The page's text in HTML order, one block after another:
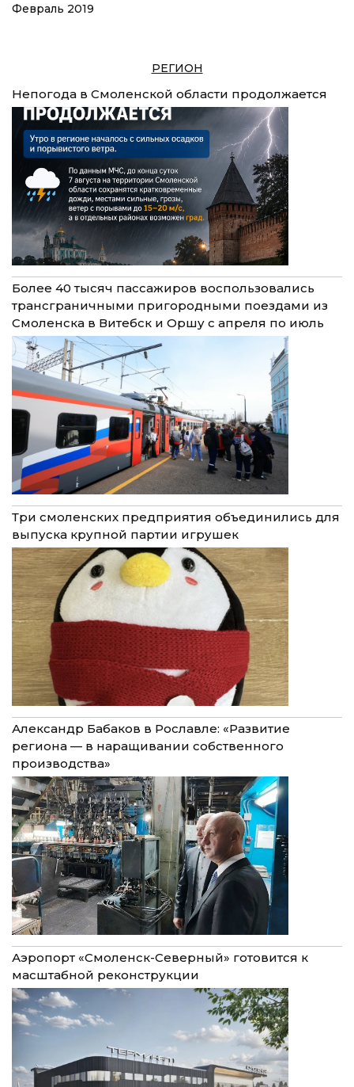
Февраль 2019
РЕГИОН
Непогода в Смоленской области продолжается
Более 40 тысяч пассажиров воспользовались
трансграничными пригородными поездами из
Смоленска в Витебск и Оршу с апреля по июль
Три смоленских предприятия объединились для
выпуска крупной партии игрушек
Александр Бабаков в Рославле: «Развитие
региона — в наращивании собственного
производства»
Аэропорт «Смоленск-Северный» готовится к
масштабной реконструкции